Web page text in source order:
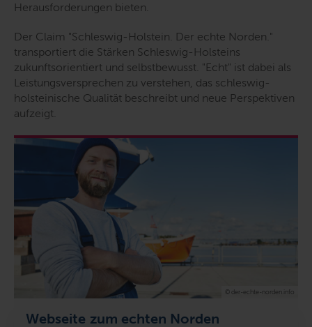
Herausforderungen bieten.
Der Claim "Schleswig-Holstein. Der echte Norden."
transportiert die Stärken Schleswig-Holsteins
zukunftsorientiert und selbstbewusst. "Echt" ist dabei als
Leistungsversprechen zu verstehen, das schleswig-
holsteinische Qualität beschreibt und neue Perspektiven
aufzeigt.
Webseite zum echten Norden
© der-echte-norden.info